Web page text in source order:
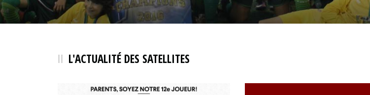
L'ACTUALITÉ DES SATELLITES